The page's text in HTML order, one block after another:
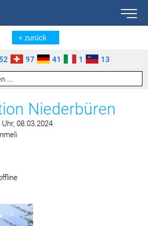
+ 0]
Seitenmenü springen [AK + 1]
Seitenmenü springen [AK + 2]
springen [AK + 3]
Toggle
< zurück
97 41 1 13
Niederbüren
08.03.2024